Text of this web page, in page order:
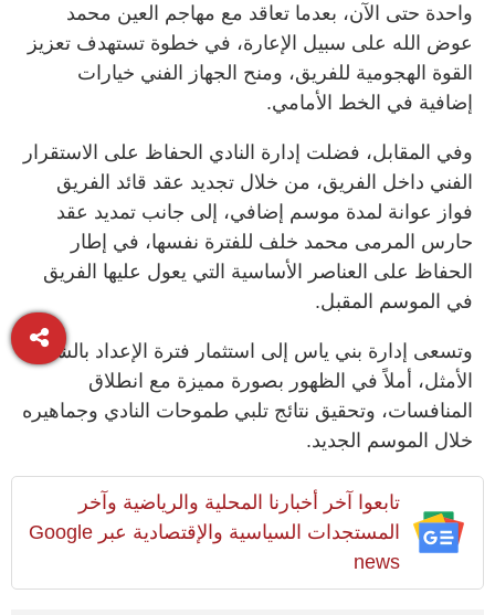
واحدة حتى الآن، بعدما تعاقد مع مهاجم العين محمد
عوض الله على سبيل الإعارة، في خطوة تستهدف تعزيز
القوة الهجومية للفريق، ومنح الجهاز الفني خيارات
إضافية في الخط الأمامي.
وفي المقابل، فضلت إدارة النادي الحفاظ على الاستقرار
الفني داخل الفريق، من خلال تجديد عقد قائد الفريق
فواز عوانة لمدة موسم إضافي، إلى جانب تمديد عقد
حارس المرمى محمد خلف للفترة نفسها، في إطار
الحفاظ على العناصر الأساسية التي يعول عليها الفريق
في الموسم المقبل.
وتسعى إدارة بني ياس إلى استثمار فترة الإعداد بالشكل
الأمثل، أملاً في الظهور بصورة مميزة مع انطلاق
المنافسات، وتحقيق نتائج تلبي طموحات النادي وجماهيره
خلال الموسم الجديد.
تابعوا آخر أخبارنا المحلية والرياضية وآخر
المستجدات السياسية والإقتصادية عبر Google
news